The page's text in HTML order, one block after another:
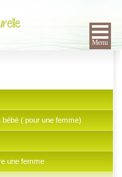
( pour une femme)
une femme
Menu